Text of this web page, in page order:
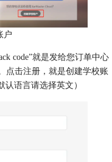
户
code”就是发给您订单中心
点击注册，就是创建学校账
语言请选择英文）